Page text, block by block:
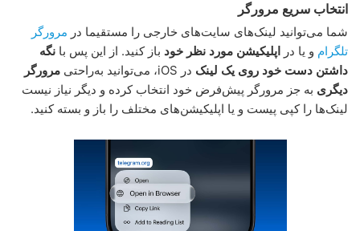
انتخاب سریع مرورگر
شما می‌توانید لینک‌های سایت‌های خارجی را مستقیما در مرورگر
تلگرام و یا در اپلیکیشن مورد نظر خود باز کنید. از این پس با نگه
داشتن دست خود روی یک لینک در iOS، می‌توانید به‌راحتی
مرورگر
دیگری به جز مرورگر پیش‌فرض خود انتخاب کرده و دیگر نیاز نیست
لینک‌ها را کپی پیست و یا اپلیکیشن‌های مختلف را باز و بسته کنید.